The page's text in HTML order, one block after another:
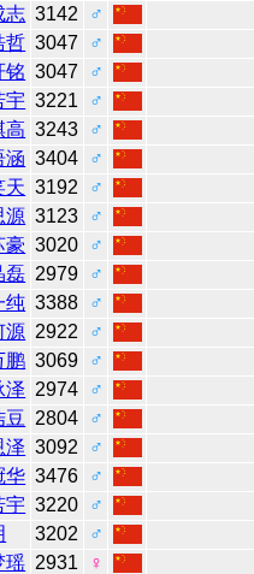
志 3142
♂
哲 3047
♂
铭 3047
♂
宇 3221
♂
高 3243
♂
涵 3404
♂
天 3192
♂
源 3123
♂
豪 3020
♂
磊 2979
♂
纯 3388
♂
源 2922
♂
鹏 3069
♂
泽 2974
♂
豆 2804
♂
泽 3092
♂
华 3476
♂
宇 3220
♂
3202
♂
瑶 2931
♀